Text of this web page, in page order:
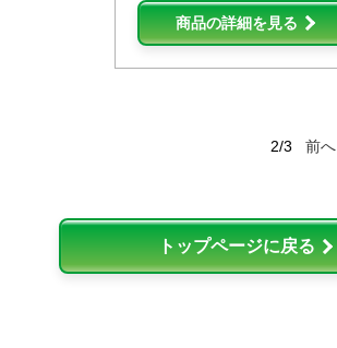
商品の詳細を見る
2/3 前へ
トップページに戻る